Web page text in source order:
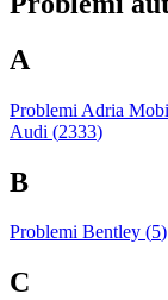
A
Problemi Adria
Audi (2333)
B
Problemi Bentley (5)
C